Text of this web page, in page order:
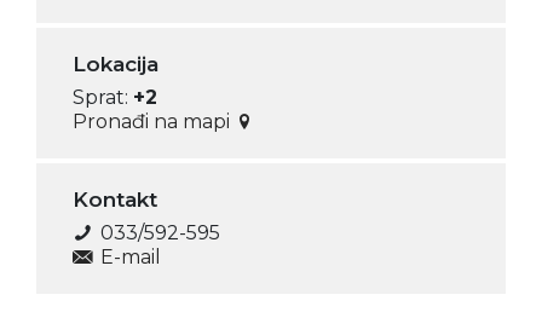
Lokacija
Sprat: +2
Pronađi na mapi
Kontakt
033/592-595
E-mail